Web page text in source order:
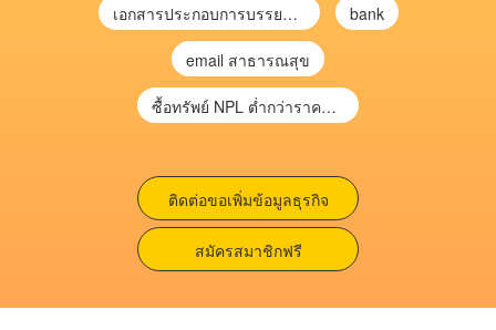
เอกสารประกอบการบรรยาย การประเมินความเสี่ยงเพื่อวางแผนการตรวจสอบ \ bank
email สาธารณสุข
ซื้อทรัพย์ NPL ต่ำกว่าราคาตลาด 30-70% แบบไม่ต้องไปประมูล”
ติดต่อขอเพิ่มข้อมูลธุรกิจ
สมัครสมาชิกฟรี